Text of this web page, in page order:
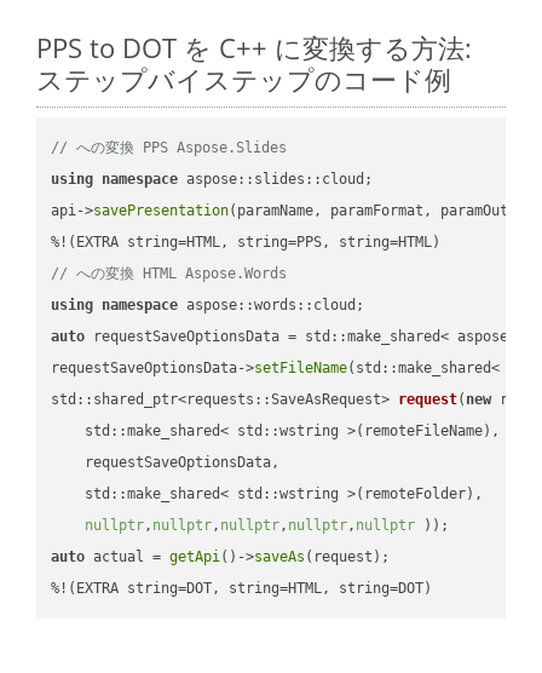
PPS to DOT を C++ に変換する方法:
ステップバイステップのコード例
// への変換 PPS Aspose.Slides
using namespace aspose::slides::cloud;
api->savePresentation(paramName, paramFormat,
// への変換 HTML Aspose.Words
using namespace
auto requestSaveOptionsData = std::make_shared<
requestSaveOptionsData->setFileName(std::make_shared<
std::shared_ptr<requests::SaveAsRequest> request( new
    std::make_shared< std::wstring >(remoteFileName),
    requestSaveOptionsData,
    std::make_shared< std::wstring >(remoteFolder),
nullptr, nullptr, nullptr, nullptr, nullptr ))
auto actual = getApi()->saveAs (request);
%!(EXTRA string=DOT, string=HTML, string=DOT)